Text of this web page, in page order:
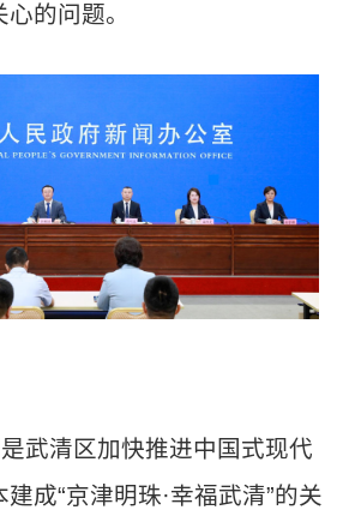
的问题。
是武清区加快推进中国式现代
成“京津明珠·幸福武清”的关